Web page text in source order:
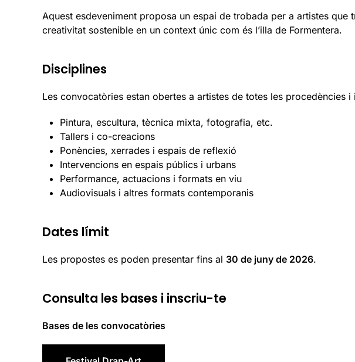
Aquest esdeveniment proposa un espai de trobada per a artistes que
creativitat sostenible en un context únic com és l’illa de Formentera.
Disciplines
Les convocatòries estan obertes a artistes de totes les procedències
Pintura, escultura, tècnica mixta, fotografia, etc.
Tallers i co-creacions
Ponències, xerrades i espais de reflexió
Intervencions en espais públics i urbans
Performance, actuacions i formats en viu
Audiovisuals i altres formats contemporanis
Dates límit
Les propostes es poden presentar fins al 30 de juny de 2026.
Consulta les bases i inscriu-te
Bases de les convocatòries